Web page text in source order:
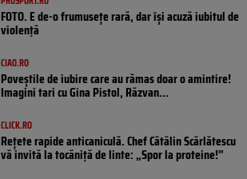
FOTO. E de-o frumusețe rară, dar își acuză iubitul de
violență
CIAO.RO
Poveştile de iubire care au rămas doar o amintire!
Imagini tari cu Gina Pistol, Răzvan...
CLICK.RO
Rețete rapide anticaniculă. Chef Cătălin Scărlătescu
vă invită la tocăniță de linte: „Spor la proteine!”